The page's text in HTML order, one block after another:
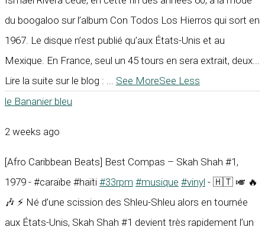
du boogaloo sur l’album Con Todos Los Hierros qui sort en
1967. Le disque n’est publié qu’aux États-Unis et au
Mexique. En France, seul un 45 tours en sera extrait, deux...
Lire la suite sur le blog : ... See MoreSee Less
le Bananier bleu
2 weeks ago
[Afro Caribbean Beats] Best Compas – Skah Shah #1,
1979 - #caraïbe #haïti #33rpm #musique #vinyl - 🇭🇹 🎺 🔥
🎶 ⚡ Né d’une scission des Shleu-Shleu alors en tournée
aux États-Unis, Skah Shah #1 devient très rapidement l’un